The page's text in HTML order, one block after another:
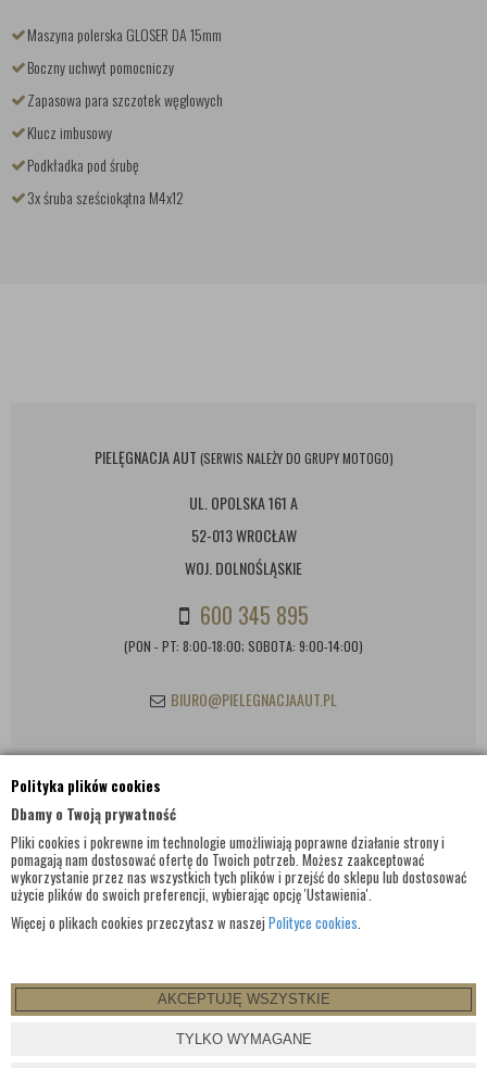
Polityka plików cookies
Dbamy o Twoją prywatność
Pliki cookies i pokrewne im technologie umożliwiają poprawne działanie strony i
pomagają nam dostosować ofertę do Twoich potrzeb. Możesz zaakceptować
wykorzystanie przez nas wszystkich tych plików i przejść do sklepu lub dostosować
użycie plików do swoich preferencji, wybierając opcję 'Ustawienia'.
Więcej o plikach cookies przeczytasz w naszej Polityce cookies.
AKCEPTUJĘ WSZYSTKIE
TYLKO WYMAGANE
Maszyna polerska GLOSER DA 15mm
Boczny uchwyt pomocniczy
Zapasowa para szczotek węglowych
Klucz imbusowy
Podkładka pod śrubę
3x śruba sześciokątna M4x12
PIELĘGNACJA AUT (SERWIS NALEŻY DO GRUPY MOTOGO)
UL. OPOLSKA 161 A
52-013 WROCŁAW
WOJ. DOLNOŚLĄSKIE
600 345 895
(PON - PT: 8:00-18:00; SOBOTA: 9:00-14:00)
BIURO@PIELEGNACJAAUT.PL
INFORMACJE KONTAKTOWE
© WSZELKIE PRAWA ZASTRZEŻONE 2017 |PIELEGNACJAAUT.PL